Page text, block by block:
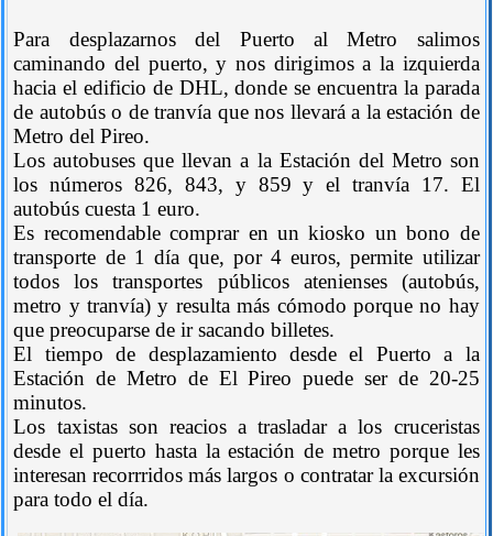
Para desplazarnos del Puerto al Metro salimos
caminando del puerto, y nos dirigimos a la izquierda
hacia el edificio de DHL, donde se encuentra la parada
de autobús o de tranvía que nos llevará a la estación de
Metro del Pireo.
Los autobuses que llevan a la Estación del Metro son
los números 826, 843, y 859 y el tranvía 17. El
autobús cuesta 1 euro.
Es recomendable comprar en un kiosko un bono de
transporte de 1 día que, por 4 euros, permite utilizar
todos los transportes públicos atenienses (autobús,
metro y tranvía) y resulta más cómodo porque no hay
que preocuparse de ir sacando billetes.
El tiempo de desplazamiento desde el Puerto a la
Estación de Metro de El Pireo puede ser de 20-25
minutos.
Los taxistas son reacios a trasladar a los cruceristas
desde el puerto hasta la estación de metro porque les
interesan recorrridos más largos o contratar la excursión
para todo el día.